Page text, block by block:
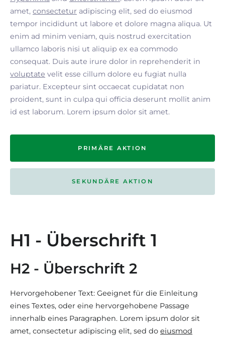
amet, consectetur adipiscing elit, sed do eiusmod
tempor incididunt ut labore et dolore magna aliqua. Ut
enim ad minim veniam, quis nostrud exercitation
ullamco laboris nisi ut aliquip ex ea commodo
consequat. Duis aute irure dolor in reprehenderit in
voluptate velit esse cillum dolore eu fugiat nulla
pariatur. Excepteur sint occaecat cupidatat non
proident, sunt in culpa qui officia deserunt mollit anim
id est laborum. Lorem ipsum dolor sit amet.
PRIMÄRE AKTION
SEKUNDÄRE AKTION
H1 - Überschrift 1
H2 - Überschrift 2
Hervorgehobener Text: Geeignet für die Einleitung
eines Textes, oder eine hervorgehobene Passage
innerhalb eines Paragraphen. Lorem ipsum dolor sit
amet, consectetur adipiscing elit, sed do eiusmod